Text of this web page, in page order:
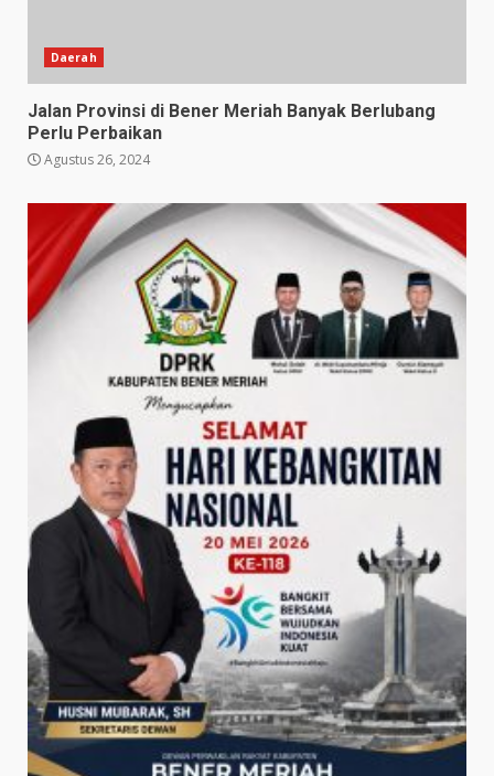
Daerah
Jalan Provinsi di Bener Meriah Banyak Berlubang
Perlu Perbaikan
Agustus 26, 2024